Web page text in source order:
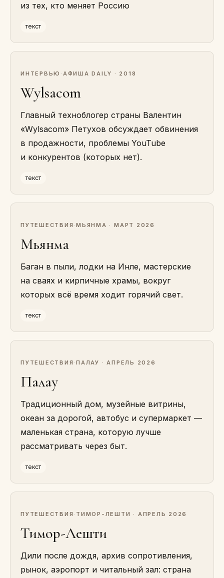
из тех, кто меняет Россию
текст
ИНТЕРВЬЮ · АФИША DAILY · 2018
Wylsacom
Главный техноблогер страны Валентин
«Wylsacom» Петухов обсуждает обвинения
в продажности, проблемы YouTube
и конкурентов (которых нет).
текст
ПУТЕШЕСТВИЯ ·МЬЯНМА · МАРТ 2026
Мьянма
Баган в пыли, лодки на Инле, мастерские
на сваях и кирпичные храмы, вокруг
которых всё время ходит горячий свет.
текст
ПУТЕШЕСТВИЯ ·ПАЛАУ · АПРЕЛЬ 2026
Палау
Традиционный дом, музейные витрины,
океан за дорогой, автобус и супермаркет —
маленькая страна, которую лучше
рассматривать через быт.
текст
ПУТЕШЕСТВИЯ · ТИМОР-ЛЕШТИ · АПРЕЛЬ 2026
Тимор-Лешти
Дили после дождя, архив сопротивления,
рынок, аэропорт и читальный зал: страна